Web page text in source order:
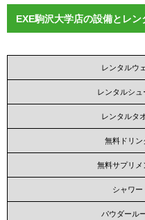
EXE駒沢大学店の設備とレン
レンタルウ
レンタルシュ
レンタルタ
無料ドリン
無料サプリメ
シャワー
パウダール